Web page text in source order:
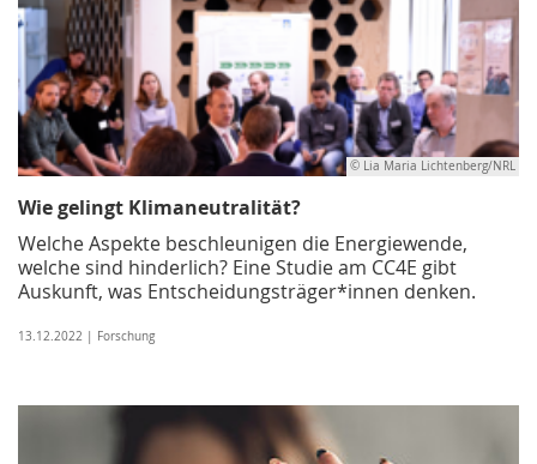
© Lia Maria Lichtenberg/NRL
Wie gelingt Klimaneutralität?
Welche Aspekte beschleunigen die Energiewende,
welche sind hinderlich? Eine Studie am CC4E gibt
Auskunft, was Entscheidungsträger*innen denken.
13.12.2022 | Forschung